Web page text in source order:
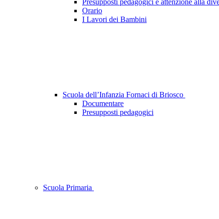
Presupposti pedagogici e attenzione alla
Orario
I Lavori dei Bambini
Scuola dell’Infanzia Fornaci di Briosco
Documentare
Presupposti pedagogici
Scuola Primaria